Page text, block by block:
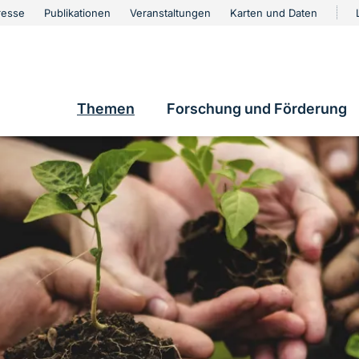
Publikationen Veranstaltungen Karten und Daten
Hauptnavigation
Themen Forschung und Förderung